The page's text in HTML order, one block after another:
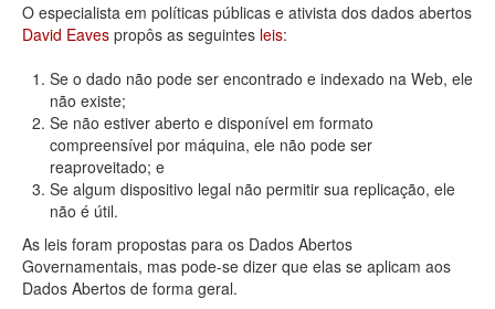
O especialista em políticas públicas e ativista dos dados abertos
David Eaves propôs as seguintes leis:
Se o dado não pode ser encontrado e indexado na Web, ele
não existe;
Se não estiver aberto e disponível em formato
compreensível por máquina, ele não pode ser
reaproveitado; e
Se algum dispositivo legal não permitir sua replicação, ele
não é útil.
As leis foram propostas para os Dados Abertos
Governamentais, mas pode-se dizer que elas se aplicam aos
Dados Abertos de forma geral.